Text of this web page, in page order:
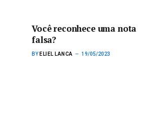
Você reconhece uma nota
falsa?
BY ELIEL LANCA 19/05/2023